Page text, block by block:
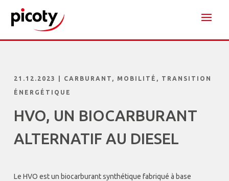
21.12.2023 CARBURANT , MOBILITÉ , TRANSITION
ÉNERGÉTIQUE
HVO, UN BIOCARBURANT
ALTERNATIF AU DIESEL
Le HVO est un biocarburant synthétique fabriqué à base